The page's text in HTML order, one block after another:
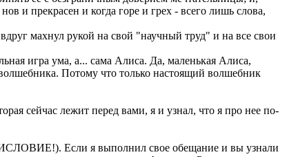
и прекрасен и когда горе и грех - всего лишь слова,
махнул рукой на свой "научный труд" и на все свои
игра ума, а... сама Алиса. Да, маленькая Алиса,
Потому что только настоящий волшебник
сейчас лежит перед вами, я и узнал, что я про нее по-
Если я выполнил свое обещание и вы узнали